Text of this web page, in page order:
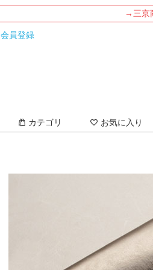
→三京
会員登録
カテゴリ お気に入り